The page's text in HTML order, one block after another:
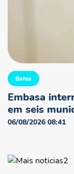
Bahia
Embasa
em seis
06/08/2026 08:41